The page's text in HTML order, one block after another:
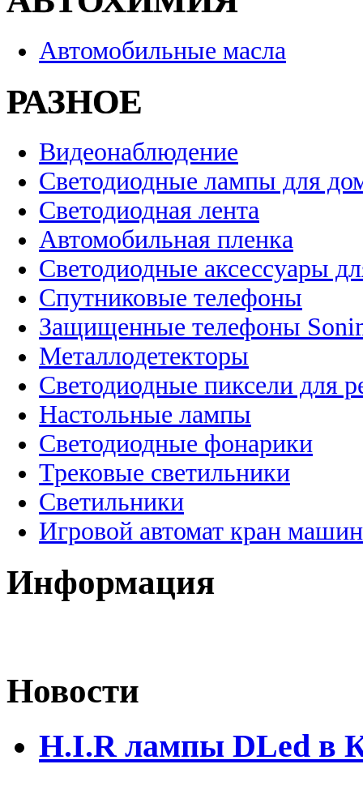
Автомобильные масла
РАЗНОЕ
Видеонаблюдение
Светодиодные лампы для
Светодиодная лента
Автомобильная пленка
Светодиодные аксессуары
Спутниковые телефоны
Защищенные телефоны
Металлодетекторы
Светодиодные пиксели для
Настольные лампы
Светодиодные фонарики
Трековые светильники
Светильники
Игровой автомат кран
Информация
Новости
H.I.R лампы DLed в